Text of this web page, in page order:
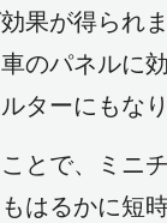
果が得られ
のパネルに
ターにもな
とで、ミニ
はるかに短